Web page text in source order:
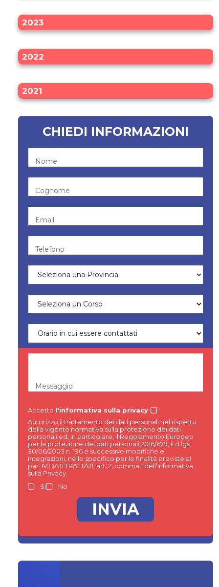
2023
2022
2021
CHIEDI INFORMAZIONI
Nome
Cognome
Email
Telefono
Messaggio
Accetto l'informativa sulla privacy
Autorizzo il trattamento dei dati personali nel rispetto
della vigente normativa sulla protezione dei dati
personali ed, in particolare, il Regolamento Europeo
per la protezione dei dati personali 2016/679, il d.lgs.
30/06/2003 n. 196 e successive modifiche e
integrazioni, nello specifico per le finalità previste al
par. IV DATI TRATTATI, art. 2, comma 1 dell’Informativa
sulla Privacy.
Si
No